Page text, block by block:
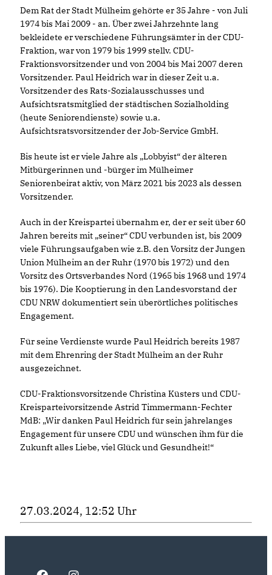
Dem Rat der Stadt Mülheim gehörte er 35 Jahre - von Juli
1974 bis Mai 2009 - an. Über zwei Jahrzehnte lang
bekleidete er verschiedene Führungsämter in der CDU-
Fraktion, war von 1979 bis 1999 stellv. CDU-
Fraktionsvorsitzender und von 2004 bis Mai 2007 deren
Vorsitzender. Paul Heidrich war in dieser Zeit u.a.
Vorsitzender des Rats-Sozialausschusses und
Aufsichtsratsmitglied der städtischen Sozialholding
(heute Seniorendienste) sowie u.a.
Aufsichtsratsvorsitzender der Job-Service GmbH.
Bis heute ist er viele Jahre als „Lobbyist“ der älteren
Mitbürgerinnen und -bürger im Mülheimer
Seniorenbeirat aktiv, von März 2021 bis 2023 als dessen
Vorsitzender.
Auch in der Kreispartei übernahm er, der er seit über 60
Jahren bereits mit „seiner“ CDU verbunden ist, bis 2009
viele Führungsaufgaben wie z.B. den Vorsitz der Jungen
Union Mülheim an der Ruhr (1970 bis 1972) und den
Vorsitz des Ortsverbandes Nord (1965 bis 1968 und 1974
bis 1976). Die Kooptierung in den Landesvorstand der
CDU NRW dokumentiert sein überörtliches politisches
Engagement.
Für seine Verdienste wurde Paul Heidrich bereits 1987
mit dem Ehrenring der Stadt Mülheim an der Ruhr
ausgezeichnet.
CDU-Fraktionsvorsitzende Christina Küsters und CDU-
Kreisparteivorsitzende Astrid Timmermann-Fechter
MdB: „Wir danken Paul Heidrich für sein jahrelanges
Engagement für unsere CDU und wünschen ihm für die
Zukunft alles Liebe, viel Glück und Gesundheit!“
27.03.2024, 12:52 Uhr